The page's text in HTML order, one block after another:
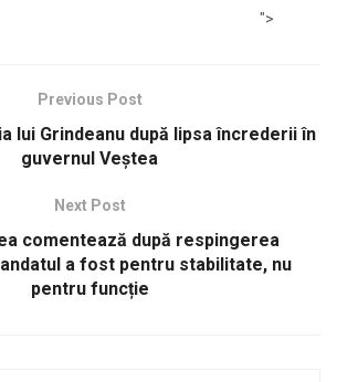
">
Previous Post
lui Grindeanu după lipsa încrederii în
guvernul Veștea
Next Post
comentează după respingerea
a fost pentru stabilitate, nu
pentru funcție